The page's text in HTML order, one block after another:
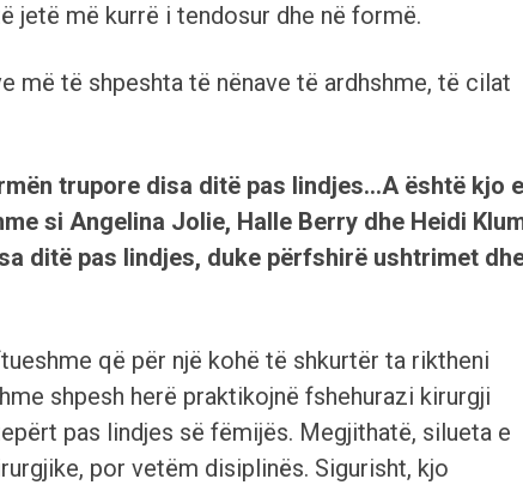
jetë më kurrë i tendosur dhe në formë.
më të shpeshta të nënave të ardhshme, të cilat
trupore disa ditë pas lindjes…A është kjo e
si Angelina Jolie, Halle Berry dhe Heidi
ditë pas lindjes, duke përfshirë ushtrimet
që për një kohë të shkurtër ta riktheni
shpesh herë praktikojnë fshehurazi kirurgji
pas lindjes së fëmijës. Megjithatë, silueta e
por vetëm disiplinës. Sigurisht, kjo